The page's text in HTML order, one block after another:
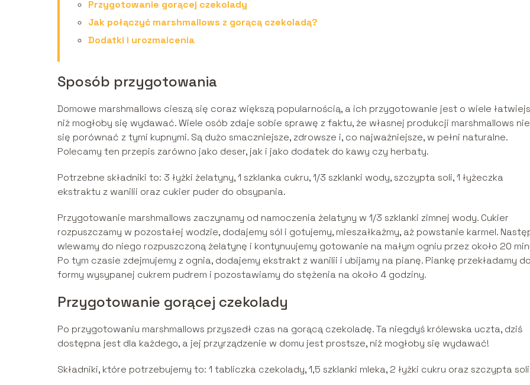
Przygotowanie gorącej czekolady
Jak połączyć marshmallows z gorącą czekoladą?
Dodatki i urozmaicenia
Sposób przygotowania
Domowe marshmallows cieszą się coraz większą popularnością, a ich przygotowanie jest o wiele
niż mogłoby się wydawać. Wiele osób zdaje sobie sprawę z faktu, że własnej produkcji marshmallows
się porównać z tymi kupnymi. Są dużo smaczniejsze, zdrowsze i, co najważniejsze, w pełni naturalne.
Polecamy ten przepis zarówno jako deser, jak i jako dodatek do kawy czy herbaty.
Potrzebne składniki to: 3 łyżki żelatyny, 1 szklanka cukru, 1/3 szklanki wody, szczypta soli, 1 łyżeczka
ekstraktu z wanilii oraz cukier puder do obsypania.
Przygotowanie marshmallows zaczynamy od namoczenia żelatyny w 1/3 szklanki zimnej wody. Cukier
rozpuszczamy w pozostałej wodzie, dodajemy sól i gotujemy, mieszałkażmy, aż powstanie karmel.
wlewamy do niego rozpuszczoną żelatynę i kontynuujemy gotowanie na małym ogniu przez około 20
Po tym czasie zdejmujemy z ognia, dodajemy ekstrakt z wanilii i ubijamy na pianę. Piankę przekładamy do
formy wysypanej cukrem pudrem i pozostawiamy do stężenia na około 4 godziny.
Przygotowanie gorącej czekolady
Po przygotowaniu marshmallows przyszedł czas na gorącą czekoladę. Ta niegdyś królewska uczta, dziś
dostępna jest dla każdego, a jej przyrządzenie w domu jest prostsze, niż mogłoby się wydawać!
Składniki, które potrzebujemy to: 1 tabliczka czekolady, 1,5 szklanki mleka, 2 łyżki cukru oraz szczypta